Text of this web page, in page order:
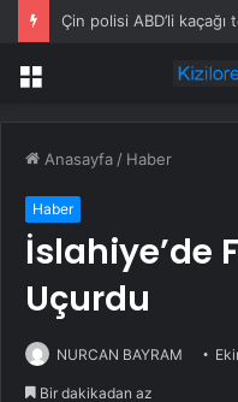
Çin polisi ABD’li kaçağı
Menü
Anasayfa / Haber
Haber
İslahiye’de
Uçurdu
NURCAN BAYRAM
Bir dakikadan az